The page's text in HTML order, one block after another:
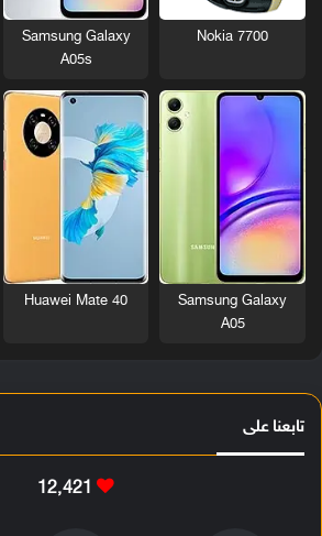
Nokia 7700
Samsung Galaxy
A05s
Samsung Galaxy
A05
Huawei Mate 40
تابعنا على
12٬421